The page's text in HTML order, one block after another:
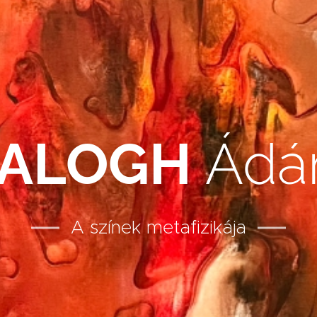
A színek metafizikája